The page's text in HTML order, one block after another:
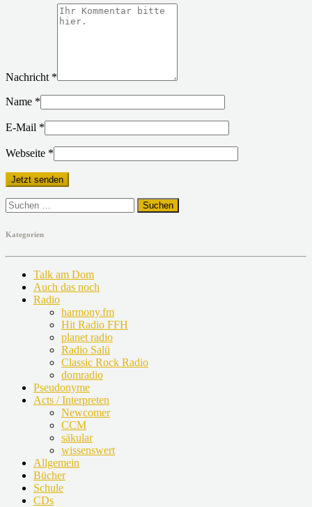
Nachricht *
Name *
E-Mail *
Webseite *
Suchen
nach:
Kategorien
Talk am Dom
Auch das noch
Radio
harmony.fm
Hit Radio FFH
planet radio
Radio Salü
Classic Rock Radio
domradio
Pseudonyme
Acts / Interpreten
Newcomer
CCM
säkular
wissenswert
Allgemein
Bücher
Schule
CDs